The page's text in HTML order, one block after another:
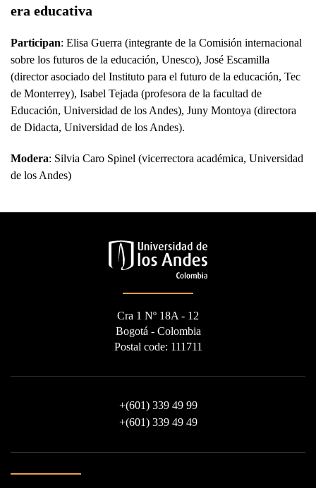
era educativa
Participan: Elisa Guerra (integrante de la Comisión internacional
sobre los futuros de la educación, Unesco), José Escamilla
(director asociado del Instituto para el futuro de la educación, Tec
de Monterrey), Isabel Tejada (profesora de la facultad de
Educación, Universidad de los Andes), Juny Montoya (directora
de Didacta, Universidad de los Andes).
Modera: Silvia Caro Spinel (vicerrectora académica, Universidad
de los Andes)
Cra 1 Nº 18A - 12
Bogotá - Colombia
Postal code: 111711
+(601) 339 49 99
+(601) 339 49 49